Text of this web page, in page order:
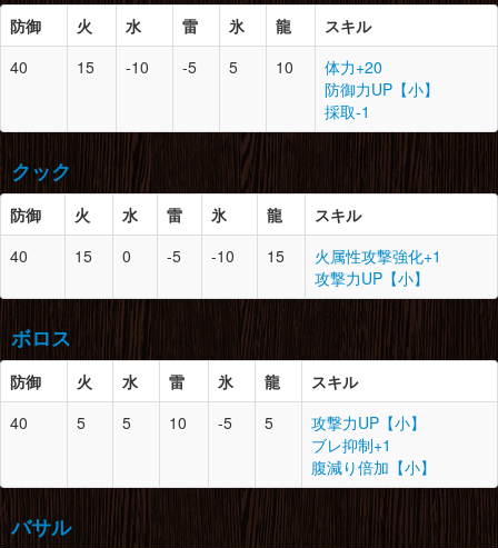
脚
8
白兎獣の毛×2
白兎獣の腹甲×2
白兎獣の氷爪×1
のりこねバッタ×8
腕 8 1
ドスイーオスの皮×2
イーオスの毒牙×5
イーオスの鱗×2
鉄鉱石×2
ドスイーオスの皮×2
竜骨【中】×3
イーオスの鱗×2
マカライト鉱石×3
脚
8
イーオスの皮×2
イーオスの鱗×4
竜骨【小】×3
鉄鉱石×2
蟲のコイン×1
胴
8 1
翼蛇竜の皮×4
火竜の翼膜×2
のりこねバッタ×4
蟲のコイン×1
火竜の翼膜×2
キラービートル×1
蟲のコイン×1
8
翼蛇竜の皮×4
上竜骨×1
モンスターの体液×3
蟲のコイン×1
脚
縞模様の皮×5
火竜の翼膜×2
キラービートル×2
蟲のコイン×1
防御 火 水 雷 氷 龍
スキル
40
15 -10 -5 5 10
体力+20
防御力UP【小】
採取-1
必要素材
頭
8 2
鬼蛙の大牙×2
厳めしい頭骨×1
鬼蛙の甲殻×2
マカライト鉱石×2
胴
8 0
鬼蛙の鱗×2
鬼蛙の爪×1
草食竜の甲殻×3
のりこねバッタ×2
腕
鬼蛙の爪×1
鬼蛙の甲殻×2
鬼蛙の鱗×2
カワズの油×2
鬼蛙の鱗×3
草食竜の頭殻×2
なぞの骨×4
クック
防御 火 水 雷 氷 龍
スキル
40
15 0 -5 -10 15
火属性攻撃強化+1
攻撃力UP【小】
防御 スロット
必要素材
頭
8 2
怪鳥の耳×2
怪鳥の甲殻×2
怪鳥の翼膜×1
ランポスの皮×2
胴
8 1
土砂竜の頭殻×1
土砂竜の甲殻×2
キラービートル×2
腕
8 0
怪鳥の鱗×3
怪鳥の甲殻×2
怪鳥の翼膜×2
ボロス
防御 火 水 雷 氷 龍
スキル
40
5 5 10 -5 5
攻撃力UP【小】
ブレ抑制+1
腹減り倍加【小】
必要素材
頭
8 1
土砂竜の甲殻×1
土砂竜の頭殻×1
草食竜の頭殻×2
バサル